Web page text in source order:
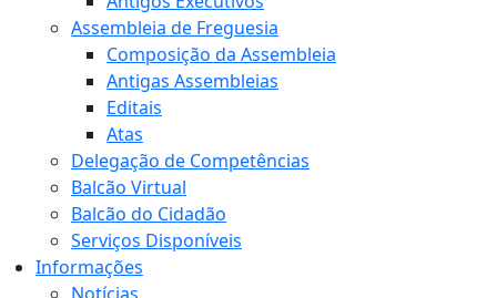
Assembleia de Freguesia
Composição da Assembleia
Antigas Assembleias
Editais
Atas
Delegação de Competências
Balcão Virtual
Balcão do Cidadão
Serviços Disponíveis
Informações